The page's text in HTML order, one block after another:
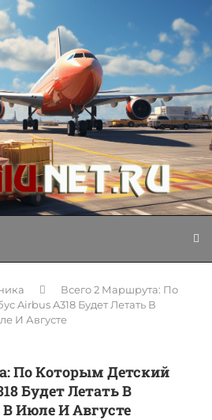
Всего 2 Маршрута: По
Airbus A318 Будет Летать В
И Августе
По Которым Детский
Будет Летать В
Июле И Августе